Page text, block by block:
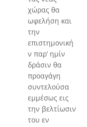
χώρας θα
ωφελήση και
την
επιστημονική
ν παρ’ ημίν
δράσιν θα
προαγάγη
συντελούσα
εμμέσως εις
την βελτίωσιν
του εν